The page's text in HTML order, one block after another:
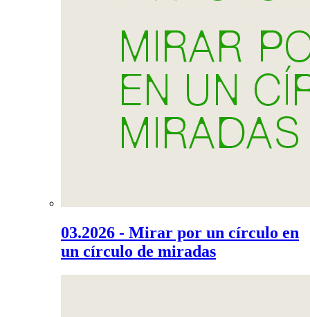
03.2026 - Mirar por un círculo en
un círculo de miradas